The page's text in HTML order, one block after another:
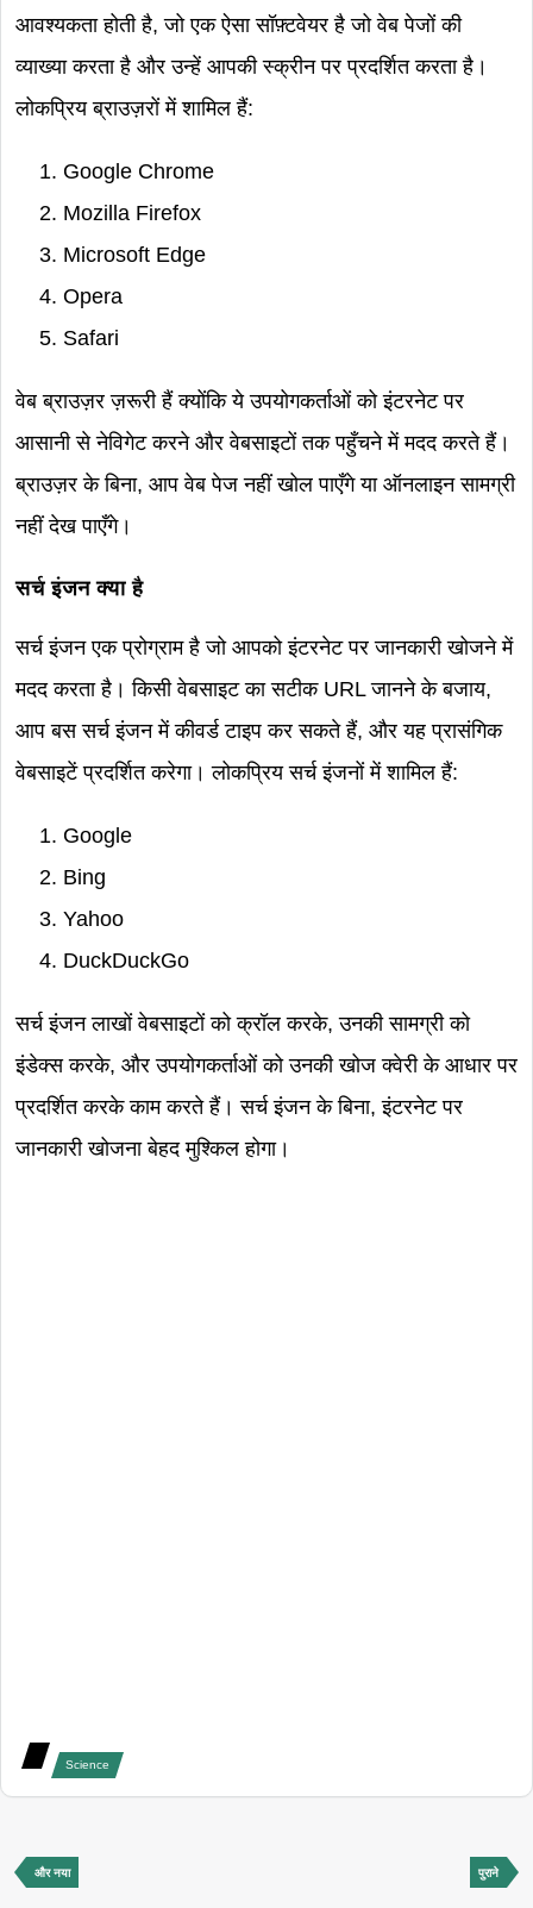
आवश्यकता होती है, जो एक ऐसा सॉफ़्टवेयर है जो वेब पेजों की
व्याख्या करता है और उन्हें आपकी स्क्रीन पर प्रदर्शित करता है।
लोकप्रिय ब्राउज़रों में शामिल हैं:
Google Chrome
Mozilla Firefox
Microsoft Edge
Opera
Safari
वेब ब्राउज़र ज़रूरी हैं क्योंकि ये उपयोगकर्ताओं को इंटरनेट पर
आसानी से नेविगेट करने और वेबसाइटों तक पहुँचने में मदद करते हैं।
ब्राउज़र के बिना, आप वेब पेज नहीं खोल पाएँगे या ऑनलाइन सामग्री
नहीं देख पाएँगे।
सर्च इंजन क्या है
सर्च इंजन एक प्रोग्राम है जो आपको इंटरनेट पर जानकारी खोजने में
मदद करता है। किसी वेबसाइट का सटीक URL जानने के बजाय,
आप बस सर्च इंजन में कीवर्ड टाइप कर सकते हैं, और यह प्रासंगिक
वेबसाइटें प्रदर्शित करेगा। लोकप्रिय सर्च इंजनों में शामिल हैं:
Google
Bing
Yahoo
DuckDuckGo
सर्च इंजन लाखों वेबसाइटों को क्रॉल करके, उनकी सामग्री को
इंडेक्स करके, और उपयोगकर्ताओं को उनकी खोज क्वेरी के आधार पर
प्रदर्शित करके काम करते हैं। सर्च इंजन के बिना, इंटरनेट पर
जानकारी खोजना बेहद मुश्किल होगा।
Science
और नया पुराने